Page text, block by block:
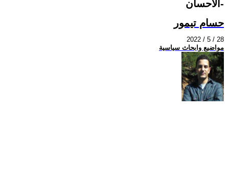
الاحسان-
حسام تيمور
2022 / 5 / 28
مواضيع وابحاث سياسية